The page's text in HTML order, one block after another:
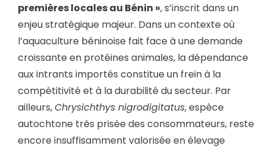
premières locales au Bénin », s’inscrit dans un
enjeu stratégique majeur. Dans un contexte où
l’aquaculture béninoise fait face à une demande
croissante en protéines animales, la dépendance
aux intrants importés constitue un frein à la
compétitivité et à la durabilité du secteur. Par
ailleurs,Chrysichthys nigrodigitatus, espèce
autochtone très prisée des consommateurs, reste
encore insuffisamment valorisée en élevage